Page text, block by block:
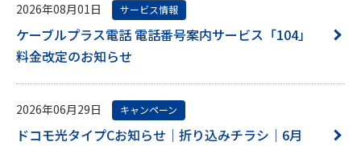
2026年08月01日 サービス情報
ケーブルプラス電話 電話番号案内サービス「104」
料金改定のお知らせ
2026年06月29日 キャンペーン
ドコモ光タイプCお知らせ｜折り込みチラシ｜6月